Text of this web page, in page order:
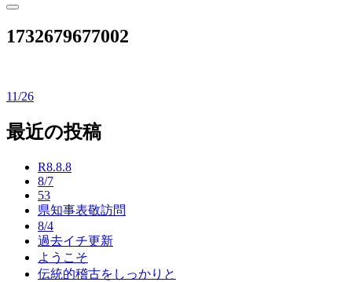
1732679677002
投
稿
11/26
最近の投稿
R8.8.8
8/7
53
県知事表敬訪問
8/4
過去イチ更新
ようこそ
伝統的稽古をしっかりと